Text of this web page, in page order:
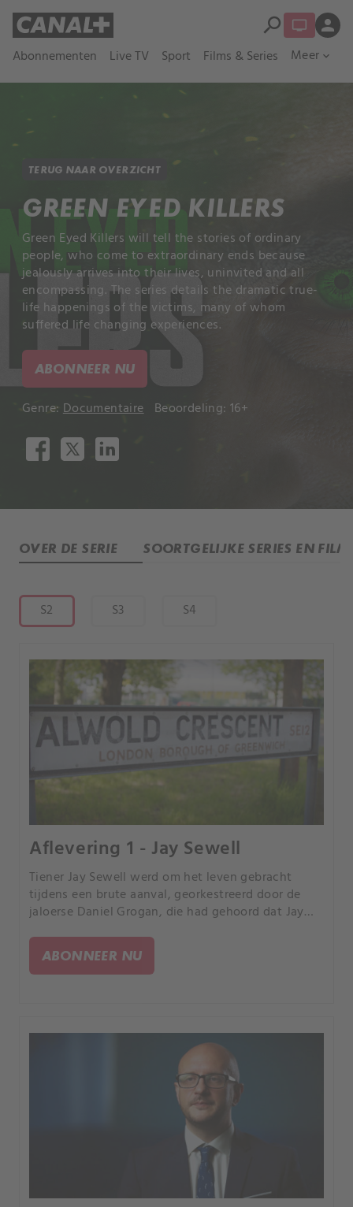
Abonnementen Live TV Sport Films & Series Meer expand_more
search person
TERUG NAAR OVERZICHT
GREEN EYED KILLERS
Green Eyed Killers will tell the stories of ordinary
people, who come to extraordinary ends because
jealously arrives into their lives, uninvited and all
encompassing. The series details the dramatic true-
life happenings of the victims, many of whom
suffered life changing experiences.
ABONNEER NU
Genre: Documentaire Beoordeling: 16+
OVER DE SERIE SOORTGELIJKE SERIES EN
S2 S3 S4
Aflevering 1 - Jay Sewell
Tiener Jay Sewell werd om het leven gebracht
tijdens een brute aanval, georkestreerd door de
jaloerse Daniel Grogan, die had gehoord dat Jay
ABONNEER NU